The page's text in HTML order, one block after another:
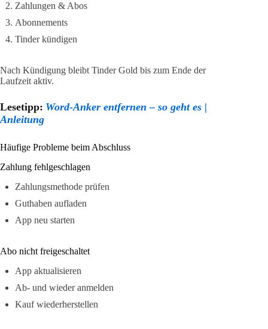
Zahlungen & Abos
Abonnements
Tinder kündigen
Nach Kündigung bleibt Tinder Gold bis zum Ende der
Laufzeit aktiv.
Lesetipp: Word-Anker entfernen – so geht es |
Anleitung
Häufige Probleme beim Abschluss
Zahlung fehlgeschlagen
Zahlungsmethode prüfen
Guthaben aufladen
App neu starten
Abo nicht freigeschaltet
App aktualisieren
Ab- und wieder anmelden
Kauf wiederherstellen